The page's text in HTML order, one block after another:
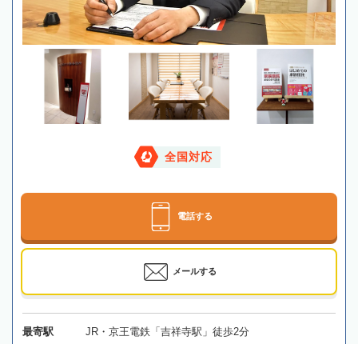
全国対応
電話する
メールする
最寄駅 JR・京王電鉄「吉祥寺駅」徒歩2分